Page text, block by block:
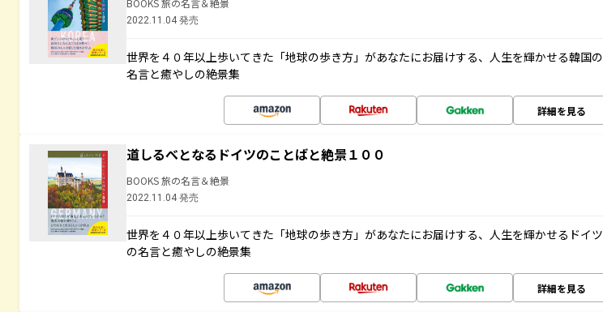
BOOKS 旅の名言＆絶景
2022.11.04 発売
世界を４０年以上歩いてきた「地球の歩き方」があなたにお届けする、人生を輝かせる韓国の
名言と癒やしの絶景集
詳細を見る
道しるべとなるドイツのことばと絶景１００
BOOKS 旅の名言＆絶景
2022.11.04 発売
世界を４０年以上歩いてきた「地球の歩き方」があなたにお届けする、人生を輝かせるドイツ
の名言と癒やしの絶景集
詳細を見る